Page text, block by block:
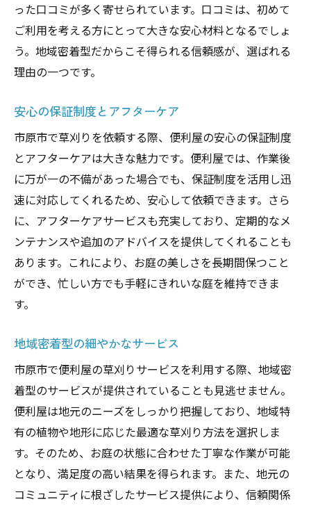
った口コミが多く寄せられています。口コミは、初めて
ご利用を考える方にとって大きな安心材料となるでしょ
う。地域密着型だからこそ得られる信頼感が、選ばれる
理由の一つです。
安心の保証制度とアフターケア
市原市で草刈りを依頼する際、便利屋の安心の保証制度
とアフターケアは大きな魅力です。便利屋では、作業後
に万が一の不備があった場合でも、保証制度を活用し迅
速に対応してくれるため、安心して依頼できます。さら
に、アフターケアサービスも充実しており、定期的なメ
ンテナンスや追加のアドバイスを提供してくれることも
あります。これにより、お庭の美しさを長期間保つこと
ができ、忙しい方でも手軽にきれいな庭を維持できま
す。
地域密着型の細やかなサービス
市原市で便利屋の草刈りサービスを利用する際、地域密
着型のサービスが提供されていることも見逃せません。
便利屋は地元のニーズをしっかり把握しており、地域特
有の植物や地形に応じた最適な草刈り方法を選択しま
す。そのため、お庭の状態に合わせた丁寧な作業が可能
となり、満足度の高い結果を得られます。また、地元の
コミュニティに根ざしたサービス提供により、信頼関係